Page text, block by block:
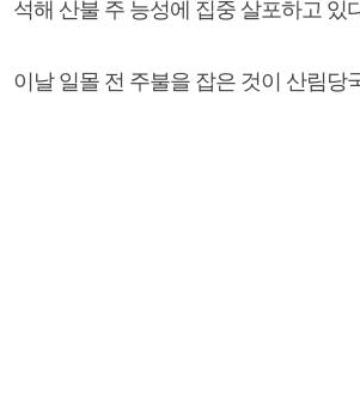
석해 산불 주 능성에 집중 살포하고 있
이날 일몰 전 주불을 잡은 것이 산림당